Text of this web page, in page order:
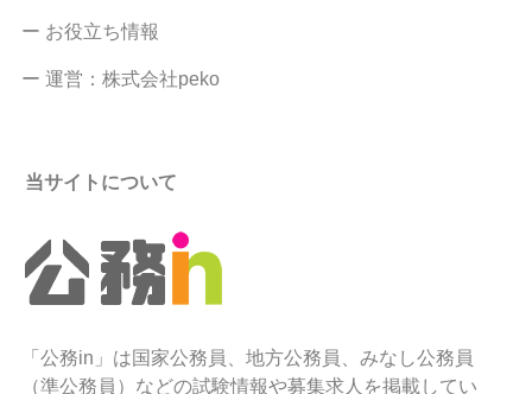
ー お役立ち情報
ー 運営：株式会社peko
当サイトについて
「公務in」は国家公務員、地方公務員、みなし公務員
（準公務員）などの試験情報や募集求人を掲載してい